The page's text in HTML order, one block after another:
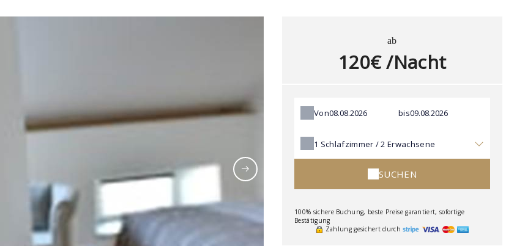
ab
120€ /Nacht
Von bis
1 Schlafzimmer /2Erwachsene
SUCHEN
100% sichere Buchung, beste Preise garantiert, sofortige
Bestätigung
Zahlung gesichert durch